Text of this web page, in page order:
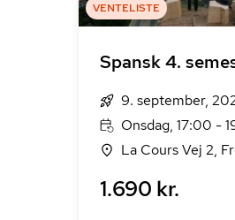
VENTELISTE
Spansk 4.
9. september,
Onsdag, 17:00 -
La Cours Vej 2,
1.690 kr.